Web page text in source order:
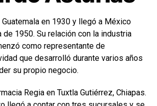
en 1930 y llegó a México
de 1950. Su relación con la industria
como representante de
que desarrolló durante varios años
su propio negocio.
Regia en Tuxtla Gutiérrez, Chiapas.